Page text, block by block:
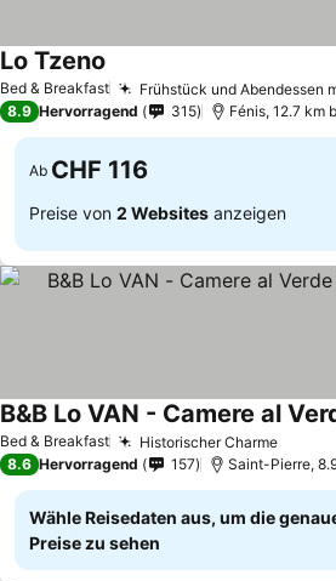
Bed & Breakfast Frühstück und Abendessen
Lo Tzeno
8.9 Hervorragend 315 Fénis, 12.7 km
Ab CHF 116
Preise von 2 Websites anzeigen
Bed & Breakfast Historischer Charme
8.6 Hervorragend 157 Saint-Pierre,
Wähle Reisedaten aus, um die
Preise zu sehen